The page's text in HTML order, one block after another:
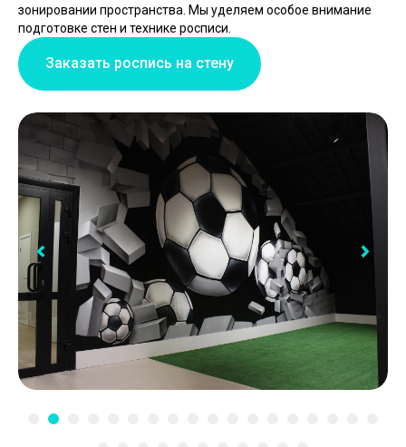
зонировании пространства. Мы уделяем особое внимание
подготовке стен и технике росписи.
Заказать роспись на стену